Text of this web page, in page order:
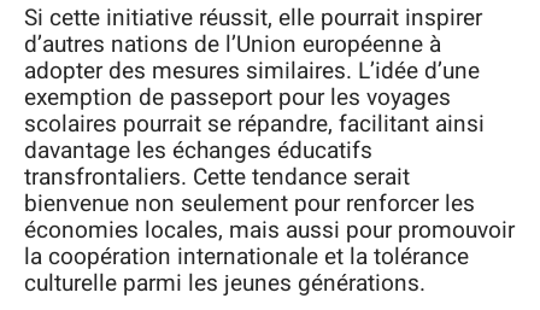
Si cette initiative réussit, elle pourrait inspirer
d’autres nations de l’Union européenne à
adopter des mesures similaires. L’idée d’une
exemption de passeport pour les voyages
scolaires pourrait se répandre, facilitant ainsi
davantage les échanges éducatifs
transfrontaliers. Cette tendance serait
bienvenue non seulement pour renforcer les
économies locales, mais aussi pour promouvoir
la coopération internationale et la tolérance
culturelle parmi les jeunes générations.